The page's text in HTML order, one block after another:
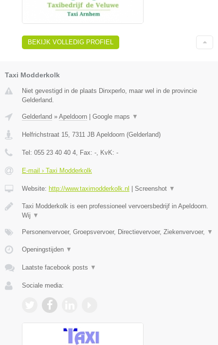
BEKIJK VOLLEDIG PROFIEL
Taxi Modderkolk
Niet gevestigd in de plaats Dinxperlo, maar wel in de provincie
Gelderland.
Gelderland » Apeldoorn Google maps ▼
Helfrichstraat 15, 7311 JB Apeldoorn (Gelderland)
Tel: 055 23 40 40 4, Fax: -, KvK: -
E-mail › Taxi Modderkolk
Website: http://www.taximodderkolk.nl Screenshot ▼
Taxi Modderkolk is een professioneel vervoersbedrijf in Apeldoorn.
Wij ▼
Personenvervoer, Groepsvervoer, Directievervoer, Ziekenvervoer, ▼
Openingstijden ▼
Laatste facebook posts ▼
Sociale media: